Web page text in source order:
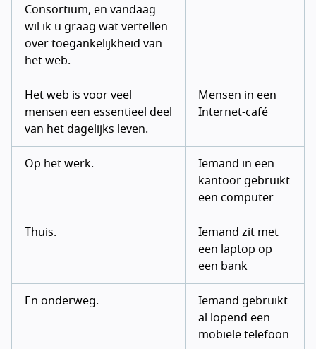
Consortium, en vandaag
wil ik u graag wat vertellen
over toegankelijkheid van
het web.
Het web is voor veel
mensen een essentieel deel
van het dagelijks leven.
Mensen in een
Internet-café
Op het werk.
Iemand in een
kantoor gebruikt
een computer
Thuis.
Iemand zit met
een laptop op
een bank
En onderweg.
Iemand gebruikt
al lopend een
mobiele telefoon